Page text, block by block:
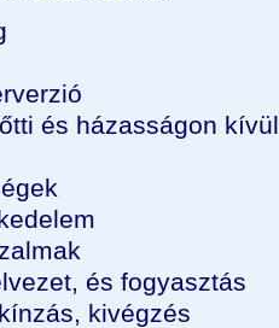
és házasságon
és fogyasztás
kivégzés